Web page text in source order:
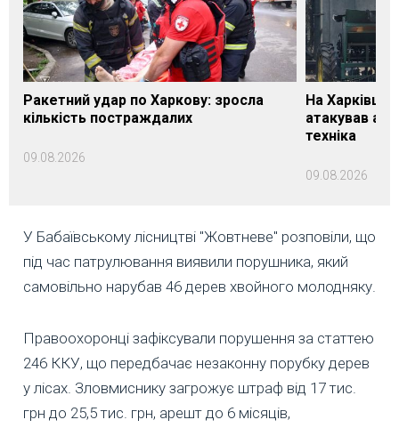
Ракетний удар по Харкову: зросла
кількість постраждалих
09.08.2026
На
атакував
техніка
09.08.2026
У Бабаївському лісництві "Жовтневе" розповіли, що
під час патрулювання виявили порушника, який
самовільно нарубав 46 дерев хвойного молодняку.
Правоохоронці зафіксували порушення за статтею
246 ККУ, що передбачає незаконну порубку дерев
у лісах. Зловмиснику загрожує штраф від 17 тис.
грн до 25,5 тис. грн, арешт до 6 місяців,